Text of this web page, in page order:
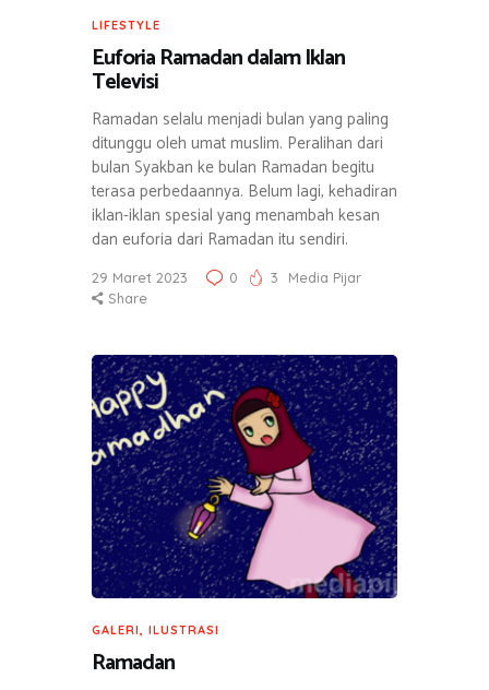
LIFESTYLE
Euforia Ramadan dalam Iklan
Televisi
Ramadan selalu menjadi bulan yang paling
ditunggu oleh umat muslim. Peralihan dari
bulan Syakban ke bulan Ramadan begitu
terasa perbedaannya. Belum lagi, kehadiran
iklan-iklan spesial yang menambah kesan
dan euforia dari Ramadan itu sendiri.
29 Maret 2023 0 3
Media Pijar
Share
GALERI, ILUSTRASI
Ramadan